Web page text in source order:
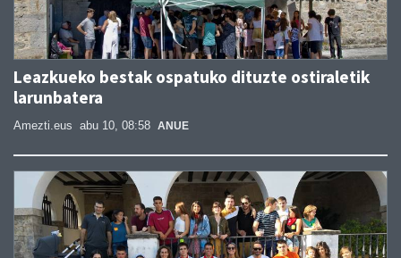
Leazkueko bestak ospatuko dituzte ostiraletik
larunbatera
Amezti.eus abu 10, 08:58 ANUE